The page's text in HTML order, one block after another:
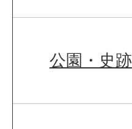
公園・史跡